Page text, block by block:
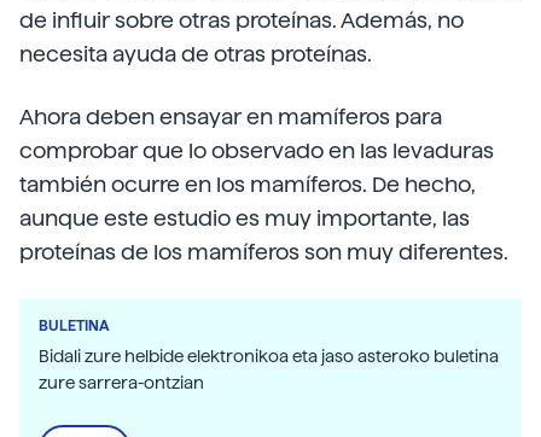
de influir sobre otras proteínas. Además, no
necesita ayuda de otras proteínas.
Ahora deben ensayar en mamíferos para
comprobar que lo observado en las levaduras
también ocurre en los mamíferos. De hecho,
aunque este estudio es muy importante, las
proteínas de los mamíferos son muy diferentes.
BULETINA
Bidali zure helbide elektronikoa eta jaso asteroko buletina
zure sarrera-ontzian